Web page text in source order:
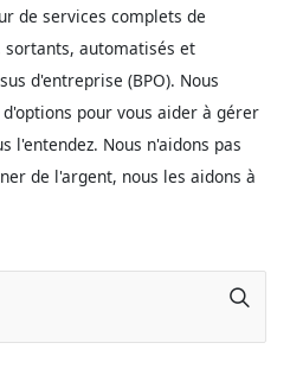
de services complets de
automatisés et
d'entreprise (BPO). Nous
pour vous aider à gérer
l'entendez. Nous n'aidons pas
de l'argent, nous les aidons à